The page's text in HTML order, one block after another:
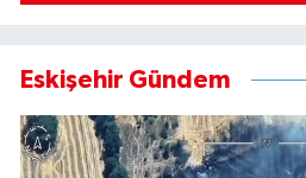
Eskişehir Gündem